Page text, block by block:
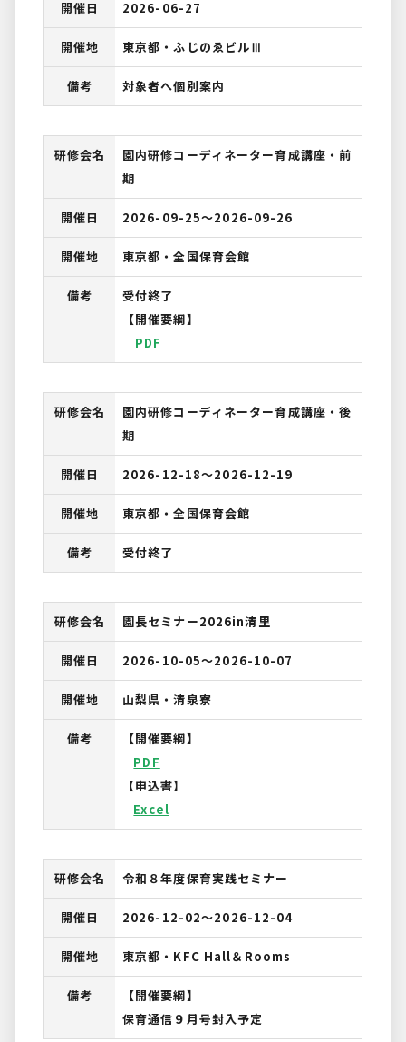
開催日 2026-06-27
開催地 東京都・ふじのゑビルⅢ
備考 対象者へ個別案内
研修会名
園内研修コーディネーター育成講座・前
期
開催日 2026-09-25〜2026-09-26
開催地 東京都・全国保育会館
備考
受付終了
【開催要綱】
PDF
研修会名
園内研修コーディネーター育成講座・後
期
開催日 2026-12-18〜2026-12-19
開催地 東京都・全国保育会館
備考 受付終了
研修会名 園長セミナー2026in清里
開催日 2026-10-05〜2026-10-07
開催地 山梨県・清泉寮
備考
【開催要綱】
PDF
【申込書】
Excel
研修会名 令和８年度保育実践セミナー
開催日 2026-12-02〜2026-12-04
開催地 東京都・KFC Hall＆Rooms
備考
【開催要綱】
保育通信９月号封入予定